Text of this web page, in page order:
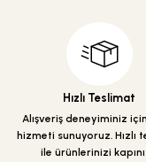
Ürün resmi kalitesiz,
Ürün açıklamasında
Ürün fiyatı diğer
Bu ürüne benzer
Hızlı Teslimat
Alışveriş deneyiminiz
hizmeti sunuyoruz. Hızlı
ile ürünlerinizi